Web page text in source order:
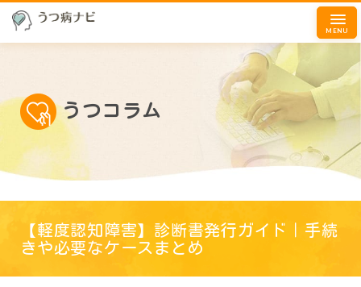
MENU
うつコラム
【軽度認知障害】診断書発行ガイド｜手続
きや必要なケースまとめ